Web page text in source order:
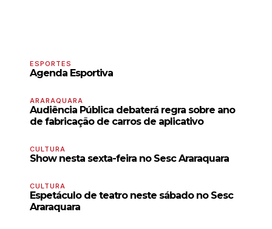
ESPORTES
Agenda Esportiva
ARARAQUARA
Audiência Pública debaterá regra sobre ano
de fabricação de carros de aplicativo
CULTURA
Show nesta sexta-feira no Sesc Araraquara
CULTURA
Espetáculo de teatro neste sábado no Sesc
Araraquara